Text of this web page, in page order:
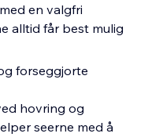
en valgfri
alltid får best mulig
forseggjorte
hovring og
seerne med å